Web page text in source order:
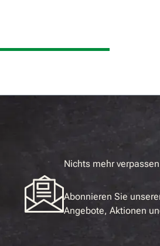
Nichts mehr
Abonnieren Sie
Angebote, Aktionen